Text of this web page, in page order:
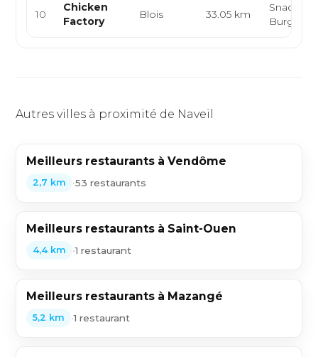
10
Chicken
Factory
Blois 33.05 km
Snack,
Burger
Autres villes à proximité de Naveil
Meilleurs restaurants à Vendôme
2,7 km •53 restaurants
Meilleurs restaurants à Saint-Ouen
4,4 km •1 restaurant
Meilleurs restaurants à Mazangé
5,2 km •1 restaurant